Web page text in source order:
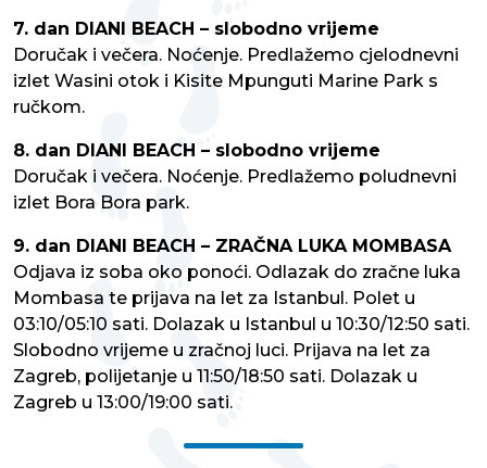
7. dan DIANI BEACH – slobodno vrijeme
Doručak i večera. Noćenje. Predlažemo cjelodnevni
izlet Wasini otok i Kisite Mpunguti Marine Park s
ručkom.
8. dan DIANI BEACH – slobodno vrijeme
Doručak i večera. Noćenje. Predlažemo poludnevni
izlet Bora Bora park.
9. dan DIANI BEACH – ZRAČNA LUKA MOMBASA
Odjava iz soba oko ponoći. Odlazak do zračne luka
Mombasa te prijava na let za Istanbul. Polet u
03:10/05:10 sati. Dolazak u Istanbul u 10:30/12:50 sati.
Slobodno vrijeme u zračnoj luci. Prijava na let za
Zagreb, polijetanje u 11:50/18:50 sati. Dolazak u
Zagreb u 13:00/19:00 sati.